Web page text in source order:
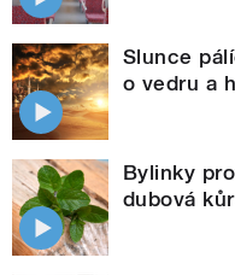
Slunce
o vedru a
Bylinky
dubová